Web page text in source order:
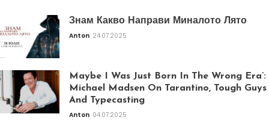
Знам Какво Направи Миналото Лято
Anton 24.07.2025
Maybe I Was Just Born In The Wrong Era’:
Michael Madsen On Tarantino, Tough Guys
And Typecasting
Anton 04.07.2025